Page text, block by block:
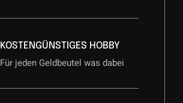
KOSTENGÜNSTIGES HOBBY
Für jeden Geldbeutel was dabei